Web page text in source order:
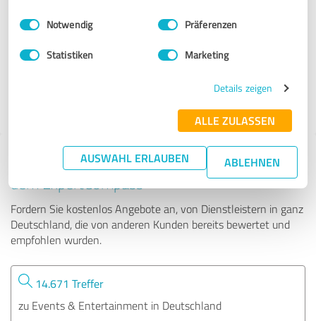
Impressum Datenschutzbestimmungen
Einwilligungsauswahl
Notwendig Präferenzen
Statistiken Marketing
Details zeigen
ALLE ZULASSEN
AUSWAHL ERLAUBEN ABLEHNEN
Premium Musik-Entertainment
Tipp: Die passenden Experten finden - mit
dem ExpertCompass
Fordern Sie kostenlos Angebote an, von Dienstleistern in ganz
Deutschland, die von anderen Kunden bereits bewertet und
empfohlen wurden.
14.671 Treffer
zu Events & Entertainment in Deutschland